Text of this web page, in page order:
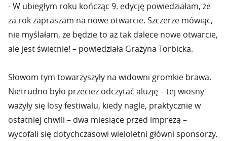
- W ubiegłym roku kończąc 9. edycję powiedziałam, że
za rok zapraszam na nowe otwarcie. Szczerze mówiąc,
nie myślałam, że będzie to aż tak dalece nowe otwarcie,
ale jest świetnie! – powiedziała Grażyna Torbicka.
Słowom tym towarzyszyły na widowni gromkie brawa.
Nietrudno było przecież odczytać aluzję – tej wiosny
ważyły się losy festiwalu, kiedy nagle, praktycznie w
ostatniej chwili – dwa miesiące przed imprezą –
wycofali się dotychczasowi wieloletni główni sponsorzy.